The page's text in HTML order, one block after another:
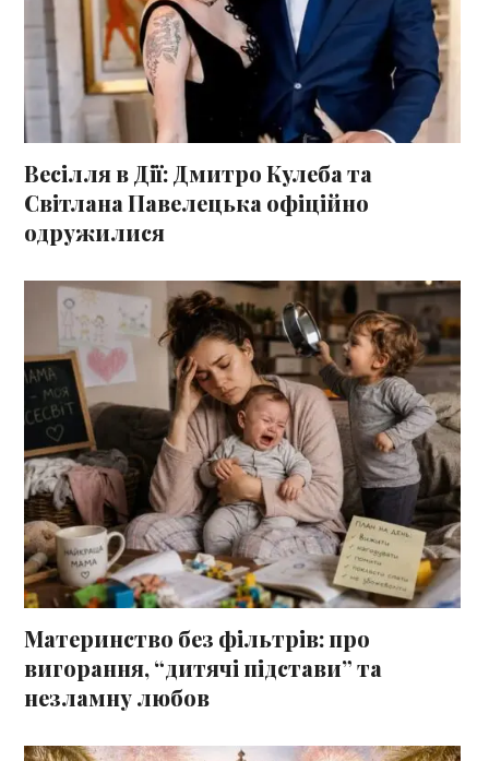
Весілля в Дії: Дмитро Кулеба та
Світлана Павелецька офіційно
одружилися
Материнство без фільтрів: про
вигорання, “дитячі підстави” та
незламну любов